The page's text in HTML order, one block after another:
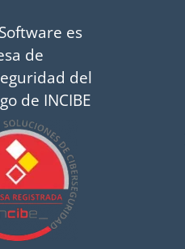
es
de
del
de INCIBE